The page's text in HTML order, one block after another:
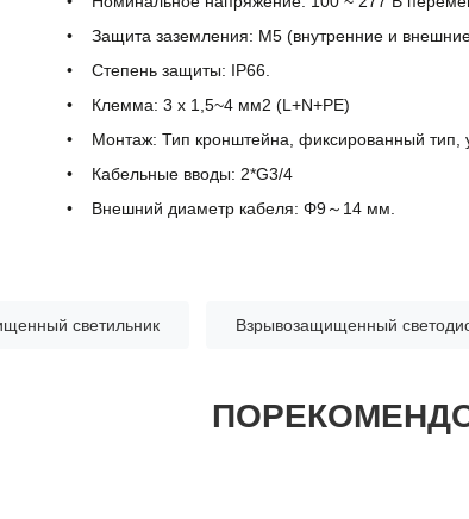
Защита заземления: M5 (внутренние и
Степень защиты: IP66.
Клемма: 3 x 1,5~4 мм2 (L+N+PE)
Монтаж: Тип кронштейна, фиксированный тип,
Кабельные вводы: 2*G3/4
Внешний диаметр кабеля: Φ9～14 мм.
светильник Взрывозащищенный